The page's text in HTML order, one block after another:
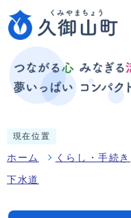
現在位置
ホーム くらし・手続き
下水道